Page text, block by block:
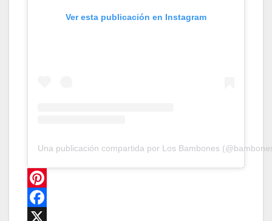
Ver esta publicación en Instagram
Una publicación compartida por Los Bambones
P
F